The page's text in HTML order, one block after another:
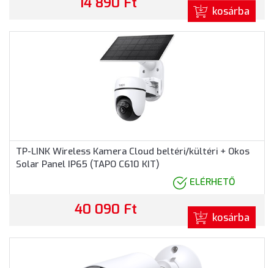
kosárba
TP-LINK Wireless Kamera Cloud beltéri/kültéri + Okos
Solar Panel IP65 (TAPO C610 KIT)
ELÉRHETŐ
40 090 Ft kosárba